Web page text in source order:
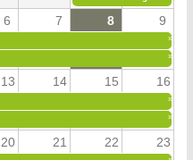
6 7 8 9
»
»
13 14 15 16
»
»
20 21 22 23